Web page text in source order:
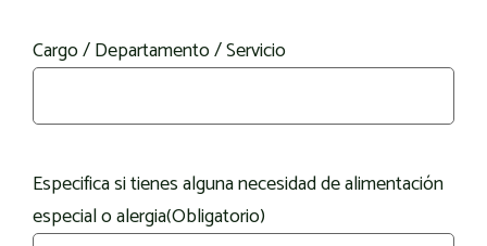
Cargo / Departamento / Servicio
Especifica si tienes alguna necesidad de alimentación
especial o alergia(Obligatorio)